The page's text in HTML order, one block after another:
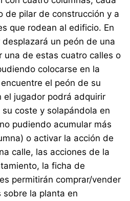
de pilar de construcción y a
que rodean al edificio. En
un peón de una
una de estas cuatro calles o
colocarse en la
el peón de su
el jugador podrá adquirir
coste y solapándola en
pudiendo acumular más
o activar la acción de
calle, las acciones de la
la ficha de
permitirán comprar/vender
sobre la planta en